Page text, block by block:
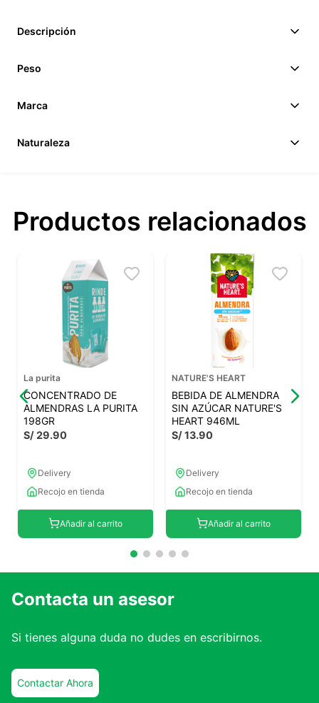
Descripción
Peso
Marca
Naturaleza
Productos relacionados
La purita
CONCENTRADO DE
ALMENDRAS LA PURITA
198GR
S/29.90
Delivery
Recojo en tienda
Añadir al carrito
NATURE'S HEART
BEBIDA DE ALMENDRA
SIN AZÚCAR NATURE'S
HEART 946ML
S/13.90
Delivery
Recojo en tienda
Añadir al carrito
Contacta un asesor
Si tienes alguna duda no dudes en escribirnos.
Contactar Ahora